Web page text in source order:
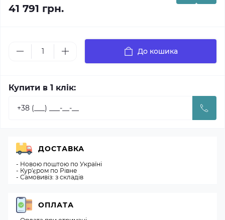
41 791 грн.
До кошика
Купити в 1 клік:
ДОСТАВКА
- Новою поштою по Україні
- Кур'єром по Рівне
- Самовивіз: з складів
ОПЛАТА